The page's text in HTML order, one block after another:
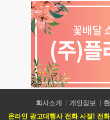
회사소개 개인정보
온라인 광고대행사 전화 사절! 전